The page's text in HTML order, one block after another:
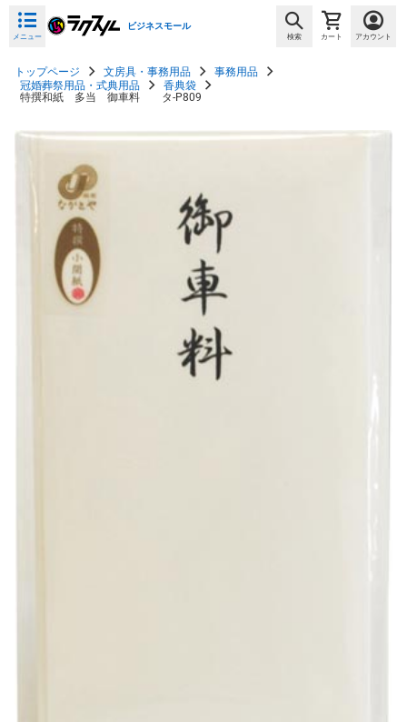
メニュー
ビジネスモール
検索 カート アカウント
トップページ 文房具・事務用品
事務用品
冠婚葬祭用品・式典用品
香典袋
特撰和紙 多当 御車料 タ-P809